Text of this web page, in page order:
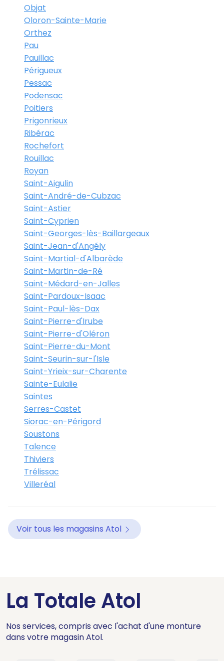
Objat
Oloron-Sainte-Marie
Orthez
Pau
Pauillac
Périgueux
Pessac
Podensac
Poitiers
Prigonrieux
Ribérac
Rochefort
Rouillac
Royan
Saint-Aigulin
Saint-André-de-Cubzac
Saint-Astier
Saint-Cyprien
Saint-Georges-lès-Baillargeaux
Saint-Jean-d'Angély
Saint-Martial-d'Albarède
Saint-Martin-de-Ré
Saint-Médard-en-Jalles
Saint-Pardoux-Isaac
Saint-Paul-lès-Dax
Saint-Pierre-d'Irube
Saint-Pierre-d'Oléron
Saint-Pierre-du-Mont
Saint-Seurin-sur-l'Isle
Saint-Yrieix-sur-Charente
Sainte-Eulalie
Saintes
Serres-Castet
Siorac-en-Périgord
Soustons
Talence
Thiviers
Trélissac
Villeréal
Voir tous les magasins Atol
La Totale Atol
Nos services, compris avec l'achat d'une monture
dans votre magasin Atol.